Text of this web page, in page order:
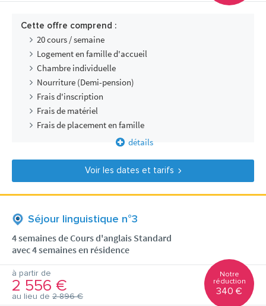
Cette offre comprend :
20 cours / semaine
Logement en famille d'accueil
Chambre individuelle
Nourriture (Demi-pension)
Frais d'inscription
Frais de matériel
Frais de placement en famille
détails
Voir les dates et tarifs
Séjour linguistique n°3
4 semaines de Cours d'anglais Standard
avec 4 semaines en résidence
à partir de
2 556 €
au lieu de 2 896 €
Notre
réduction
340 €